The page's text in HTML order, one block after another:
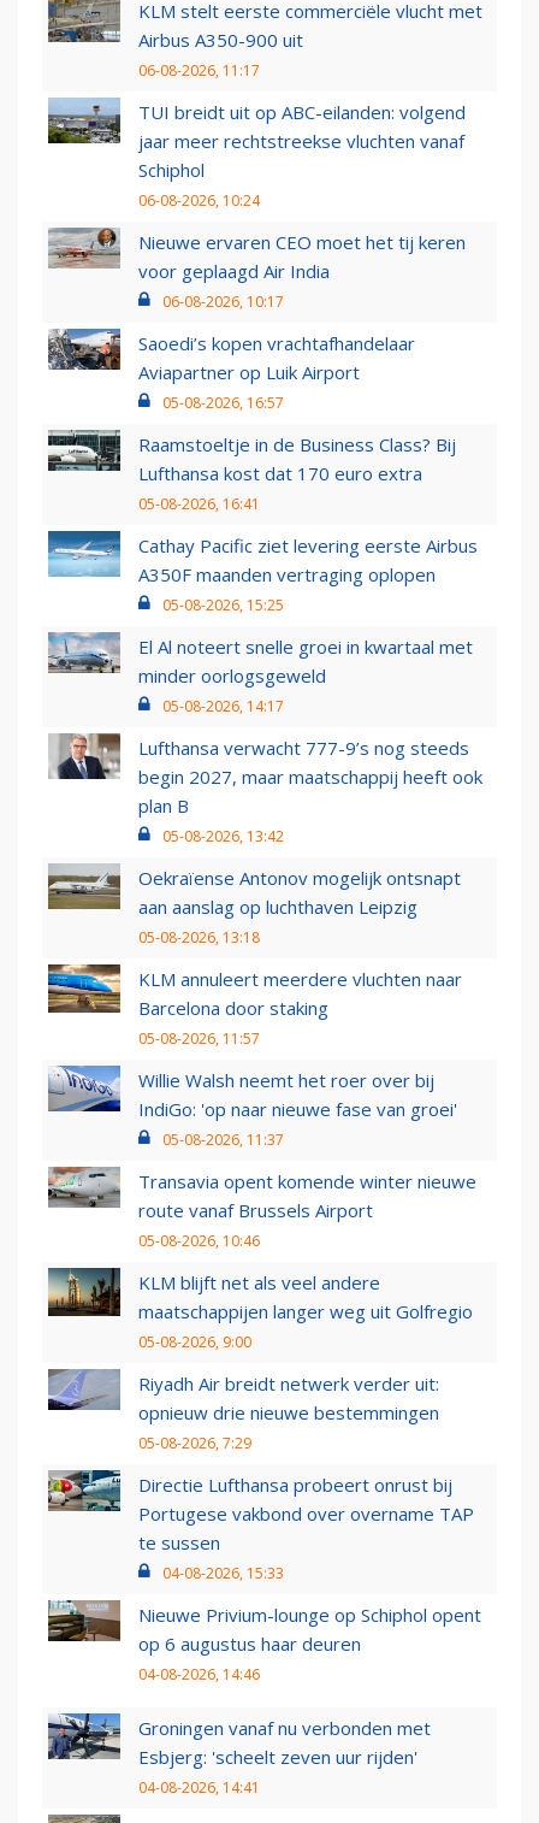
KLM stelt eerste commerciële vlucht met
Airbus A350-900 uit
06-08-2026, 11:17
TUI breidt uit op ABC-eilanden: volgend
jaar meer rechtstreekse vluchten vanaf
Schiphol
06-08-2026, 10:24
Nieuwe ervaren CEO moet het tij keren
voor geplaagd Air India
06-08-2026, 10:17
Saoedi’s kopen vrachtafhandelaar
Aviapartner op Luik Airport
05-08-2026, 16:57
Raamstoeltje in de Business Class? Bij
Lufthansa kost dat 170 euro extra
05-08-2026, 16:41
Cathay Pacific ziet levering eerste Airbus
A350F maanden vertraging oplopen
05-08-2026, 15:25
El Al noteert snelle groei in kwartaal met
minder oorlogsgeweld
05-08-2026, 14:17
Lufthansa verwacht 777-9’s nog steeds
begin 2027, maar maatschappij heeft ook
plan B
05-08-2026, 13:42
Oekraïense Antonov mogelijk ontsnapt
aan aanslag op luchthaven Leipzig
05-08-2026, 13:18
KLM annuleert meerdere vluchten naar
Barcelona door staking
05-08-2026, 11:57
Willie Walsh neemt het roer over bij
IndiGo: 'op naar nieuwe fase van groei'
05-08-2026, 11:37
Transavia opent komende winter nieuwe
route vanaf Brussels Airport
05-08-2026, 10:46
KLM blijft net als veel andere
maatschappijen langer weg uit Golfregio
05-08-2026, 9:00
Riyadh Air breidt netwerk verder uit:
opnieuw drie nieuwe bestemmingen
05-08-2026, 7:29
Directie Lufthansa probeert onrust bij
Portugese vakbond over overname TAP
te sussen
04-08-2026, 15:33
Nieuwe Privium-lounge op Schiphol opent
op 6 augustus haar deuren
04-08-2026, 14:46
Groningen vanaf nu verbonden met
Esbjerg: 'scheelt zeven uur rijden'
04-08-2026, 14:41